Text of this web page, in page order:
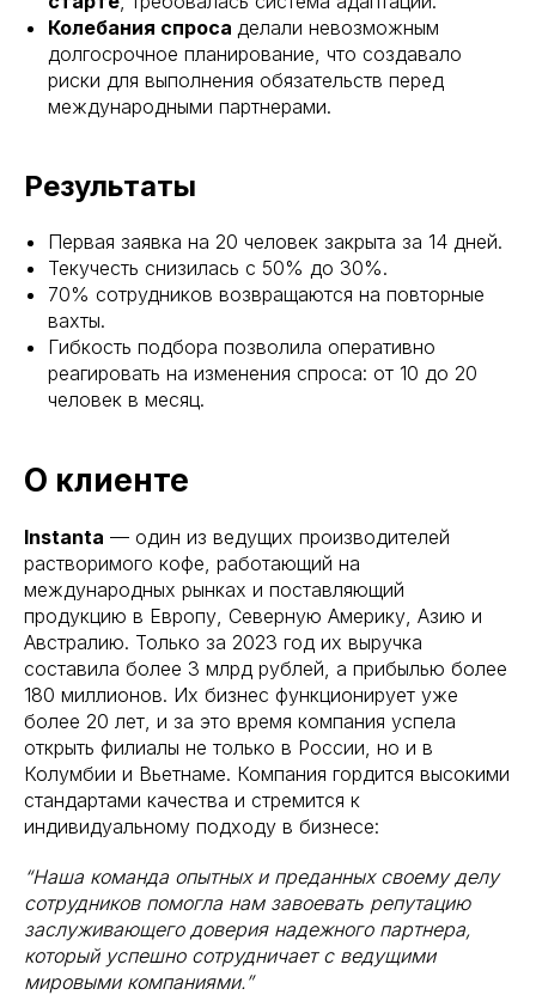
Колебания спроса делали невозможным
долгосрочное планирование, что создавало
риски для выполнения обязательств перед
международными партнерами.
Результаты
Первая заявка на 20 человек закрыта за 14 дней.
Текучесть снизилась с 50% до 30%.
70% сотрудников возвращаются на повторные
вахты.
Гибкость подбора позволила оперативно
реагировать на изменения спроса: от 10 до 20
человек в месяц.
О клиенте
Instanta — один из ведущих производителей
растворимого кофе, работающий на
международных рынках и поставляющий
продукцию в Европу, Северную Америку, Азию и
Австралию. Только за 2023 год их выручка
составила более 3 млрд рублей, а прибылью более
180 миллионов. Их бизнес функционирует уже
более 20 лет, и за это время компания успела
открыть филиалы не только в России, но и в
Колумбии и Вьетнаме. Компания гордится высокими
стандартами качества и стремится к
индивидуальному подходу в бизнесе:
“Наша команда опытных и преданных своему делу
сотрудников помогла нам завоевать репутацию
заслуживающего доверия надежного партнера,
который успешно сотрудничает с ведущими
мировыми компаниями.”